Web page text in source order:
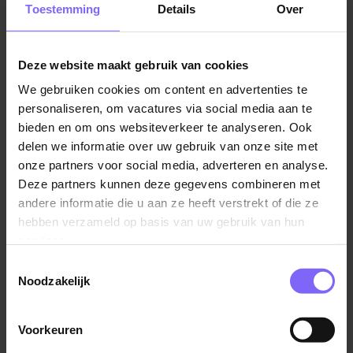
Toestemming Details Over
Deze website maakt gebruik van cookies
We gebruiken cookies om content en advertenties te
personaliseren, om vacatures via social media aan te
bieden en om ons websiteverkeer te analyseren. Ook
delen we informatie over uw gebruik van onze site met
onze partners voor social media, adverteren en analyse.
Deze partners kunnen deze gegevens combineren met
andere informatie die u aan ze heeft verstrekt of die ze
hebben verzameld op basis van uw gebruik van hun
Noodzakelijk
Voorkeuren
op.
Als IAM Specialist ben jij verantwoordelijk voor de
verdere inrichting, verbetering en borging van het
Identity & Access Management binnen het CBS. IAM
vormt de basis voor veilige en betrouwbare toegang
tot systemen, data en applicaties — en speelt
daarmee een sleutelrol in het versterken van de
digitale weerbaarheid van de organisatie.
Jij ontwikkelt de strategie (samen met de diverse
processen en standaarden. Hierbij werk je nauw
samen met technische teams waaronder security en
belang van IAM uit te dragen, draagvlak te creëren en